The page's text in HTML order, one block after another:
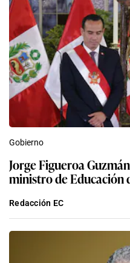
Gobierno
Jorge Figueroa
ministro de Educación
Redacción EC